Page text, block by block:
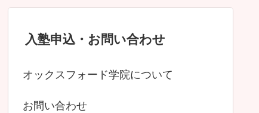
入塾申込・お問い合わせ
オックスフォード学院について
お問い合わせ